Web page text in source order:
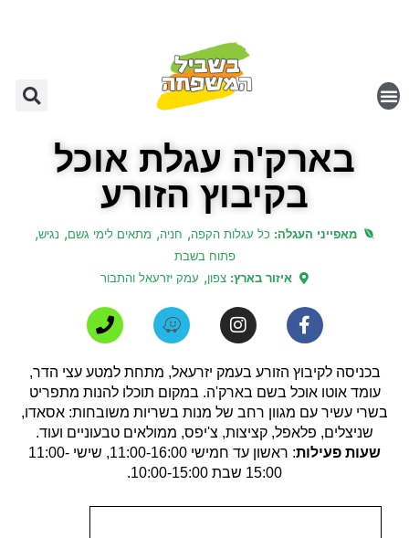
בארק'ה עגלת אוכל
בקיבוץ הזורע
מאפייני העגלה: כל עגלות הקפה, חניה, מתאים לימי גשם, נגיש,
פתוח בשבת
איזור בארץ: צפון, עמק יזרעאל והתבור
בכניסה לקיבוץ הזורע בעמק יזרעאל, מתחת למטע עצי הדר,
עומד אוטו אוכל בשם בארק'ה. במקום תוכלו להנות מתפריט
בשרי עשיר עם מגוון רחב של מנות בשריות משובחות: אסאדו,
שניצלים, פלאפל, קציצות, צ'יפס, ממולאים טבעוניים ועוד.
שעות פעילות
: ראשון עד חמישי 11:00-16:00, שישי 11:00-
15:00 שבת 10:00-15:00.